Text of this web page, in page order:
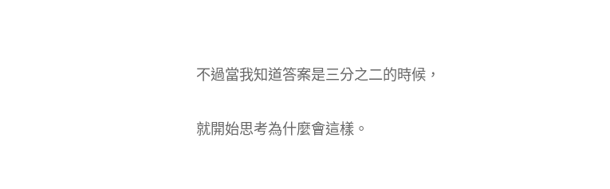
不過當我知道答案是三分之二的時候，
就開始思考為什麼會這樣。